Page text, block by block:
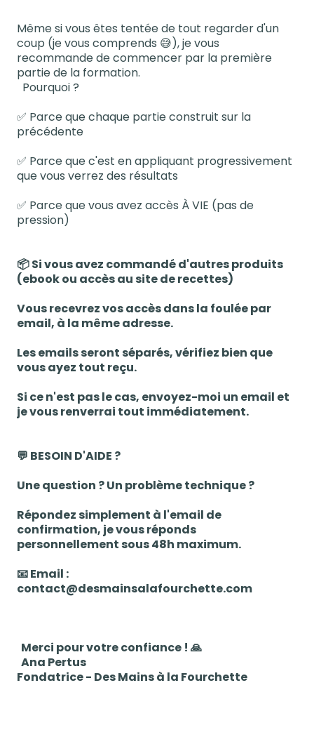
Même si vous êtes tentée de tout regarder d'un
coup (je vous comprends 😅), je vous
recommande de commencer par la première
partie de la formation.
Pourquoi ?
✅ Parce que chaque partie construit sur la
précédente
✅ Parce que c'est en appliquant progressivement
que vous verrez des résultats
✅ Parce que vous avez accès À VIE (pas de
pression)
📦 Si vous avez commandé d'autres produits
(ebook ou accès au site de recettes)
Vous recevrez vos accès dans la foulée par
email, à la même adresse.
Les emails seront séparés, vérifiez bien que
vous ayez tout reçu.
Si ce n'est pas le cas, envoyez-moi un email et
je vous renverrai tout immédiatement.
💬 BESOIN D'AIDE ?
Une question ? Un problème technique ?
Répondez simplement à l'email de
confirmation, je vous réponds
personnellement sous 48h maximum.
📧 Email :
contact@desmainsalafourchette.com
Merci pour votre confiance ! 🙏
Ana Pertus
Fondatrice - Des Mains à la Fourchette